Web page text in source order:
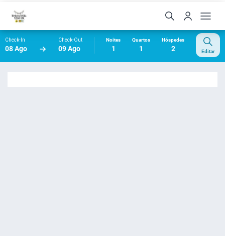
Check-In
08 Ago
Check-Out
09 Ago
Noites
1
Quartos
1
Hóspedes
2 Editar